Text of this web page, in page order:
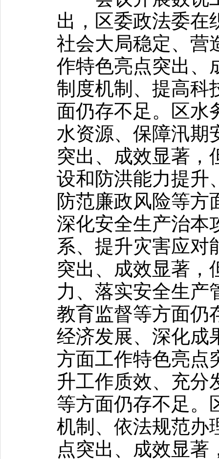
出，区委政法委在
社会大局稳定、营
作特色亮点突出、
制度机制、提高科
面仍存不足。区水
水资源、保障汛期
突出、成效显著，
设和防洪能力提升
防范廉政风险等方
深化安全生产治本
系、提升灾害应对
突出、成效显著，
力、落实安全生产
教育监督等方面仍
经济发展、深化成
方面工作特色亮点
升工作质效、充分
等方面仍存不足。
机制、依法规范办
点突出、成效显著